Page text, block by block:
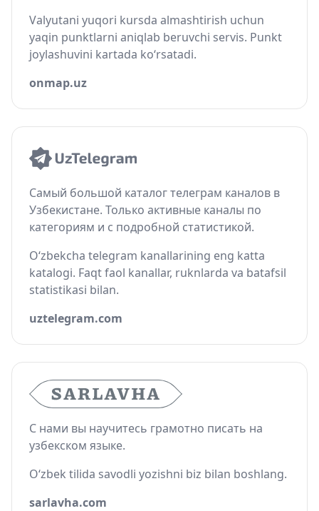
Valyutani yuqori kursda almashtirish uchun
yaqin punktlarni aniqlab beruvchi servis. Punkt
joylashuvini kartada ko‘rsatadi.
onmap.uz
Самый большой каталог телеграм каналов в
Узбекистане. Только активные каналы по
категориям и с подробной статистикой.
O‘zbekcha telegram kanallarining eng katta
katalogi. Faqt faol kanallar, ruknlarda va batafsil
statistikasi bilan.
uztelegram.com
С нами вы научитесь грамотно писать на
узбекском языке.
O‘zbek tilida savodli yozishni biz bilan boshlang.
sarlavha.com